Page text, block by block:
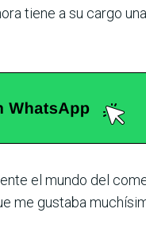
tiene a su cargo
el mundo del
me gustaba